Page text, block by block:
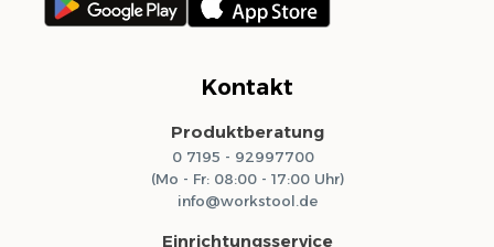
Kontakt
Produktberatung
0 7195 - 92997700
(Mo - Fr: 08:00 - 17:00 Uhr)
info@workstool.de
Einrichtungsservice